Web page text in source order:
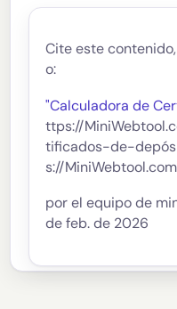
Cite este
o:
"Calculadora de
ttps://
tificados-de-
s://
por el equipo de
de feb. de 2026